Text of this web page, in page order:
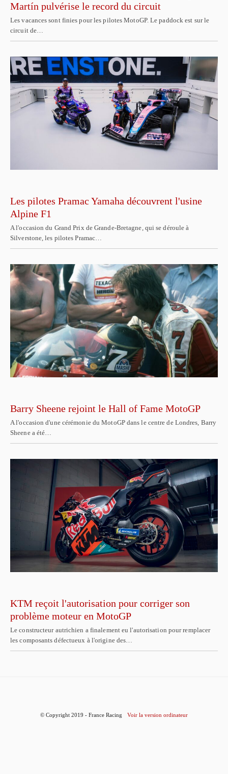
Martín pulvérise le record du circuit
Les vacances sont finies pour les pilotes MotoGP. Le paddock est sur le
circuit de…
Les pilotes Pramac Yamaha découvrent l'usine
Alpine F1
A l'occasion du Grand Prix de Grande-Bretagne, qui se déroule à
Silverstone, les pilotes Pramac…
Barry Sheene rejoint le Hall of Fame MotoGP
A l'occasion d'une cérémonie du MotoGP dans le centre de Londres, Barry
Sheene a été…
KTM reçoit l'autorisation pour corriger son
problème moteur en MotoGP
Le constructeur autrichien a finalement eu l'autorisation pour remplacer
les composants défectueux à l'origine des…
© Copyright 2019 - France Racing Voir la version ordinateur